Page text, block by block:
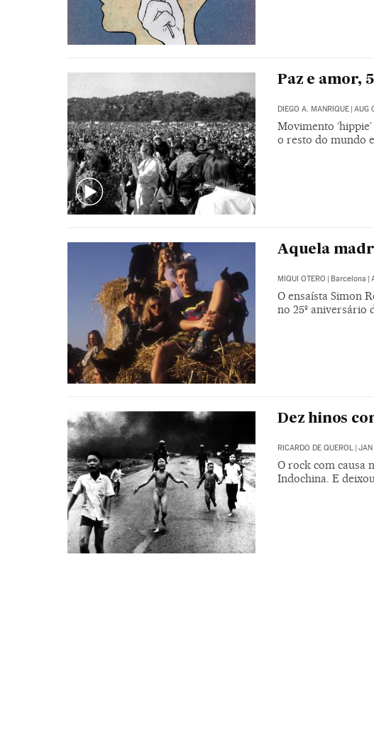
Paz e amor,
DIEGO A. MANRIQUE AUG
Movimento
o resto do mundo
Aquela
MIQUI OTERO | Barcelona |
O ensaísta Simon
no 25º aniversário
Dez hinos
RICARDO DE QUEROL |
O rock com causa
Indochina. E